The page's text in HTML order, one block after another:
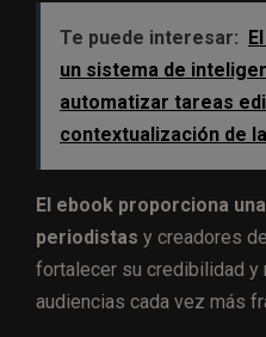
Te puede interesar:
un sistema de
automatizar tareas
contextualización de
El ebook proporciona
periodistas y creadores
fortalecer su credibilidad y
audiencias cada vez más